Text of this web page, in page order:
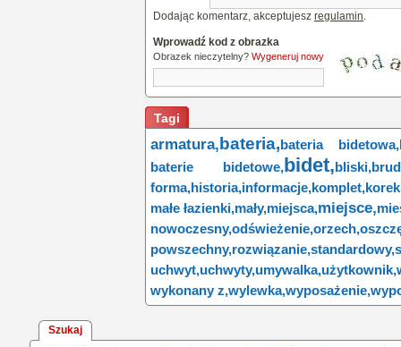
Dodając komentarz, akceptujesz regulamin.
Wprowadź kod z obrazka
Obrazek nieczytelny? Wygeneruj nowy
Tagi
armatura, bateria,bateria bidetowa,
baterie bidetowe, bidet,bliski,
forma,historia,informacje,komplet,
małe łazienki,mały,miejsca,miejsce,
nowoczesny,odświeżenie,orzech,
powszechny,rozwiązanie,standardowy,
uchwyt,uchwyty,umywalka,użytkownik,
wykonany z,wylewka,wyposażenie,
Szukaj